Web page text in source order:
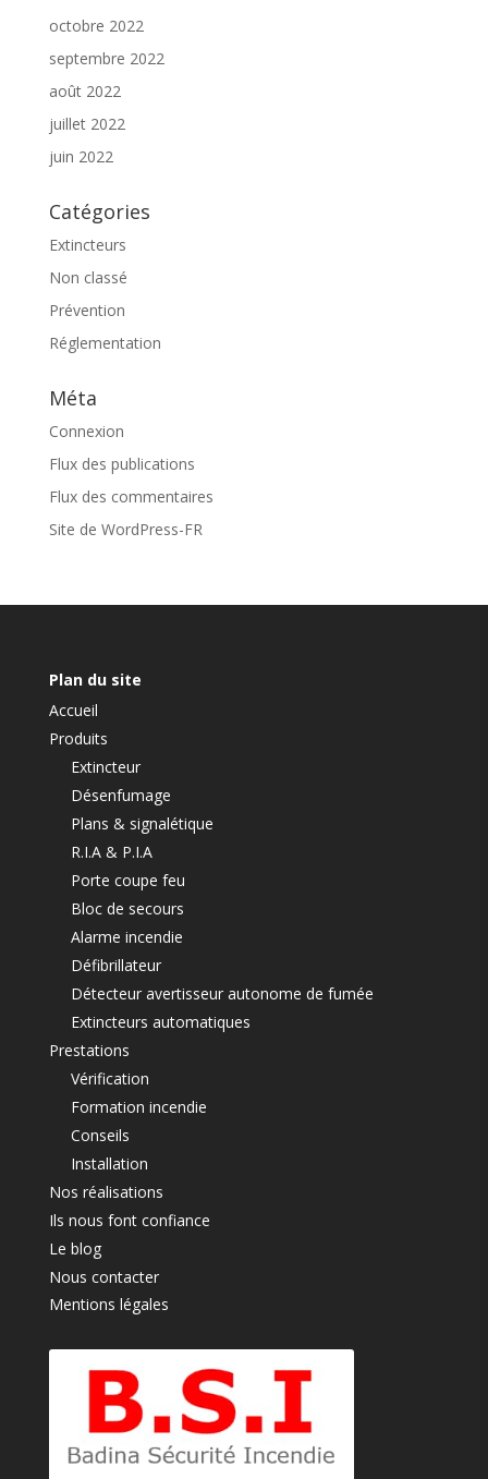
octobre 2022
septembre 2022
août 2022
juillet 2022
juin 2022
Catégories
Extincteurs
Non classé
Prévention
Réglementation
Méta
Connexion
Flux des publications
Flux des commentaires
Site de WordPress-FR
Plan du site
Accueil
Produits
Extincteur
Désenfumage
Plans & signalétique
R.I.A & P.I.A
Porte coupe feu
Bloc de secours
Alarme incendie
Défibrillateur
Détecteur avertisseur autonome de fumée
Extincteurs automatiques
Prestations
Vérification
Formation incendie
Conseils
Installation
Nos réalisations
Ils nous font confiance
Le blog
Nous contacter
Mentions légales